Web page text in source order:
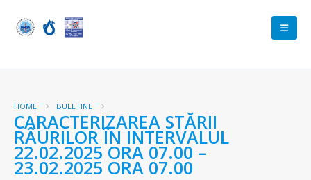
HOME BULETINE
CARACTERIZAREA STĂRII
RÂURILOR ÎN INTERVALUL
22.02.2025 ORA 07.00 –
23.02.2025 ORA 07.00